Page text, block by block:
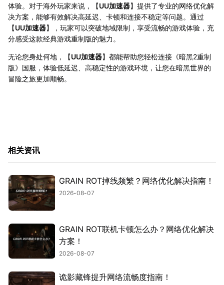
体验。对于海外玩家来说，【UU加速器】提供了专业的网络优化解
决方案，能够有效解决高延迟、卡顿和连接不稳定等问题。通过
【UU加速器】，玩家可以突破地域限制，享受流畅的游戏体验，充
分感受这款经典游戏重制版的魅力。
无论您身处何地，【UU加速器】都能帮助您轻松连接《暗黑2重制
版》国服，体验低延迟、高稳定性的游戏环境，让您在暗黑世界的
冒险之旅更加顺畅。
相关资讯
GRAIN ROT掉线频繁？网络优化解决指南！
2026-08-07
GRAIN ROT联机卡顿怎么办？网络优化解决
方案！
2026-08-07
诡影藏锋提升网络流畅度指南！